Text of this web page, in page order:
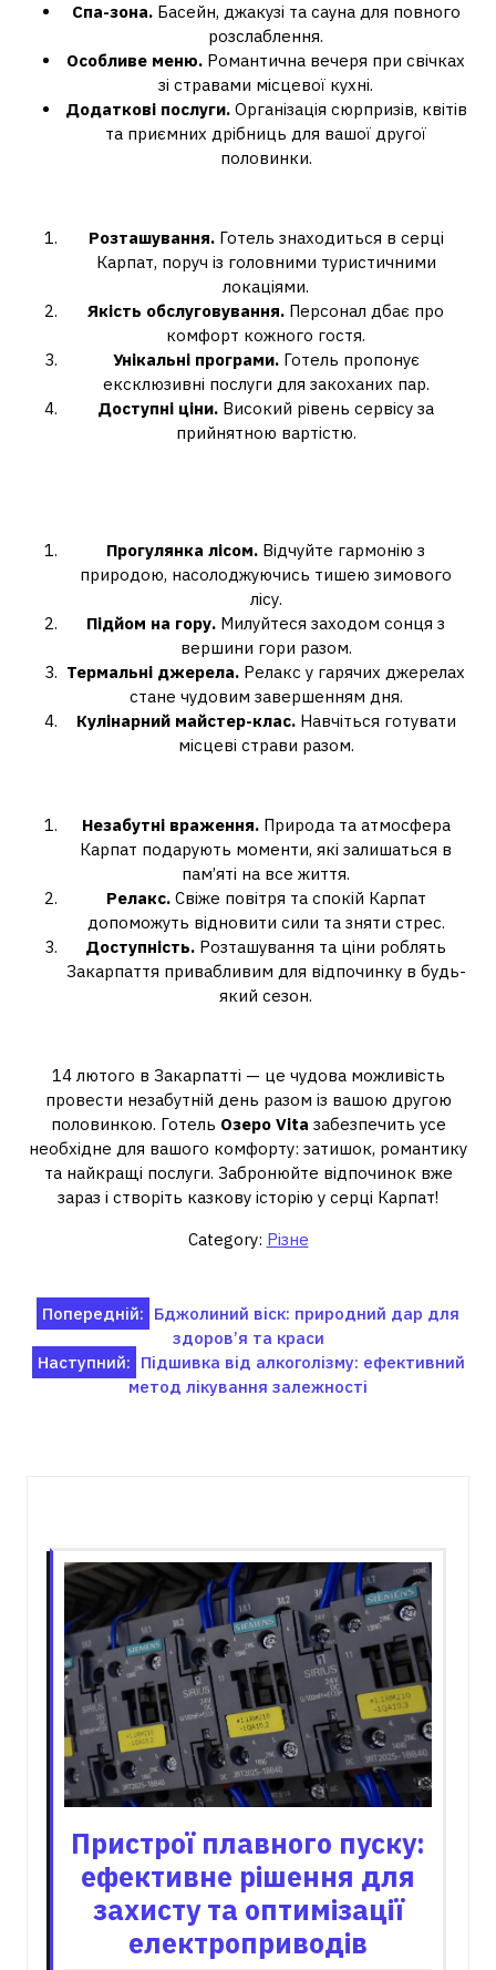
Спа-зона.Басейн, джакузі та сауна для повного
розслаблення.
Особливе меню. Романтична вечеря при свічках
зі стравами місцевої кухні.
Додаткові послуги.Організація сюрпризів, квітів
та приємних дрібниць для вашої другої
половинки.
Розташування.Готель знаходиться в серці
Карпат, поруч із головними туристичними
локаціями.
Якість обслуговування. Персонал дбає про
комфорт кожного гостя.
Унікальні програми.Готель пропонує
ексклюзивні послуги для закоханих пар.
Доступні ціни. Високий рівень сервісу за
прийнятною вартістю.
Прогулянка лісом. Відчуйте гармонію з
природою, насолоджуючись тишею зимового
лісу.
Підйом на гору. Милуйтеся заходом сонця з
вершини гори разом.
Термальні джерела. Релакс у гарячих джерелах
стане чудовим завершенням дня.
Кулінарний майстер-клас.Навчіться готувати
місцеві страви разом.
Незабутні враження.Природа та атмосфера
Карпат подарують моменти, які залишаться в
пам’яті на все життя.
Релакс.Свіже повітря та спокій Карпат
допоможуть відновити сили та зняти стрес.
Доступність. Розташування та ціни роблять
Закарпаття привабливим для відпочинку в будь-
який сезон.
14 лютого в Закарпатті — це чудова можливість
провести незабутній день разом із вашою другою
половинкою. Готель Озеро Vita забезпечить усе
необхідне для вашого комфорту: затишок, романтику
та найкращі послуги. Забронюйте відпочинок вже
зараз і створіть казкову історію у серці Карпат!
Category: Різне
Навігація
записів
Попередній: Бджолиний віск: природний дар для
здоров’я та краси
Наступний: Підшивка від алкоголізму: ефективний
метод лікування залежності
Пристрої плавного пуску:
ефективне рішення для
захисту та оптимізації
електроприводів